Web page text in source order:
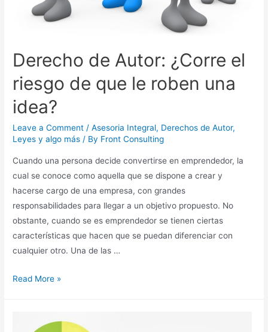
Derecho de Autor: ¿Corre el
riesgo de que le roben una
idea?
Leave a Comment /Asesoria Integral, Derechos de Autor,
Leyes y algo más / By Front Consulting
Cuando una persona decide convertirse en emprendedor, la
cual se conoce como aquella que se dispone a crear y
hacerse cargo de una empresa, con grandes
responsabilidades para llegar a un objetivo propuesto. No
obstante, cuando se es emprendedor se tienen ciertas
características que hacen que se puedan diferenciar con
cualquier otro. Una de las …
Read More »